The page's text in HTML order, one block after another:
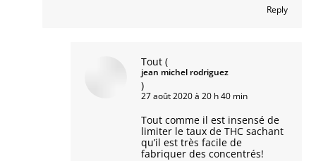
Reply
Tout (
jean michel rodriguez
)
27 août 2020 à 20 h 40 min
Tout comme il est insensé de
limiter le taux de THC sachant
qu’il est très facile de
fabriquer des concentrés!